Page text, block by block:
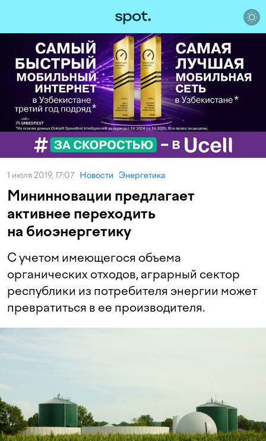
1 июля 2019, 17:07 Новости Энергетика
Мининновации предлагает
активнее переходить
на биоэнергетику
С учетом имеющегося объема
органических отходов, аграрный сектор
республики из потребителя энергии может
превратиться в ее производителя.